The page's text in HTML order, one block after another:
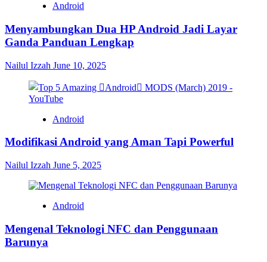
Android
Menyambungkan Dua HP Android Jadi Layar
Ganda Panduan Lengkap
Nailul Izzah June 10, 2025
Android
Modifikasi Android yang Aman Tapi Powerful
Nailul Izzah June 5, 2025
Android
Mengenal Teknologi NFC dan Penggunaan
Barunya